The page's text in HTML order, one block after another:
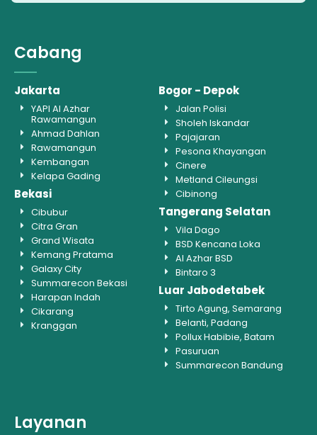
Layanan
Cabang
Jakarta
YAPI Al Azhar
Rawamangun
Ahmad Dahlan
Rawamangun
Kembangan
Kelapa Gading
Bekasi
Cibubur
Citra Gran
Grand Wisata
Kemang Pratama
Galaxy City
Summarecon Bekasi
Harapan Indah
Cikarang
Kranggan
Bogor - Depok
Jalan Polisi
Sholeh Iskandar
Pajajaran
Pesona Khayangan
Cinere
Metland Cileungsi
Cibinong
Tangerang Selatan
Vila Dago
BSD Kencana Loka
Al Azhar BSD
Bintaro 3
Luar Jabodetabek
Tirto Agung, Semarang
Belanti, Padang
Pollux Habibie, Batam
Pasuruan
Summarecon Bandung